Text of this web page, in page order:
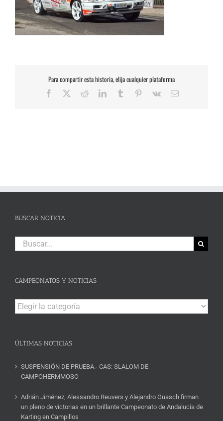
Para compartir esta historia, elija cualquier plataforma
Facebook RedditLinkedInTumblr Pinterest
Vk
Correo
BUSCAR NOTICIA
Buscar:
CAMPEONATOS Y NOTICIAS
Campeonatos
y
ÚLTIMAS NOTICIAS
SUSPENSIÓN DE PRUEBA.- CAS: SLALOM DE
CAMPOHERMMOSO
Adrián Jiménez, Alessandro Reuvers y Alejandro Guasch firman
un pleno de victorias en un brillante Campeonato de Andalucía de
Karting en Campillos